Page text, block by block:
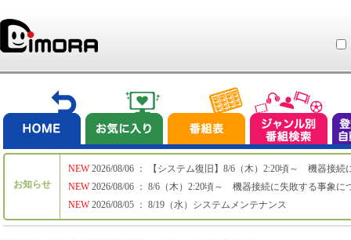
お知らせ
NEW
NEW
NEW
2026/08/06 ： 【システム復旧】8/6（木）2:20頃～ 機器接続
2026/08/06 ： 8/6（木）2:20頃～ 機器接続に失敗する事象に
2026/08/05 ： 8/19（水）システムメンテナンス